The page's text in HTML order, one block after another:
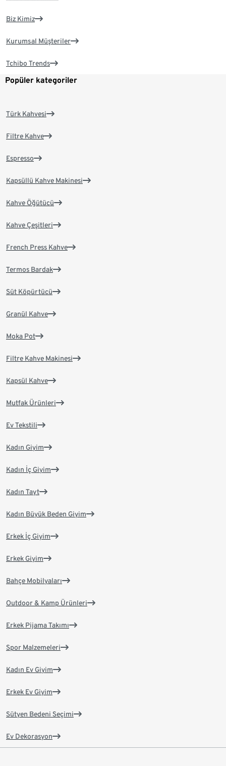
Biz Kimiz
Kurumsal Müşteriler
Tchibo Trends
Popüler kategoriler
Türk Kahvesi
Filtre Kahve
Espresso
Kapsüllü Kahve Makinesi
Kahve Öğütücü
Kahve Çeşitleri
French Press Kahve
Termos Bardak
Süt Köpürtücü
Granül Kahve
Moka Pot
Filtre Kahve Makinesi
Kapsül Kahve
Mutfak Ürünleri
Ev Tekstili
Kadın Giyim
Kadın İç Giyim
Kadın Tayt
Kadın Büyük Beden Giyim
Erkek İç Giyim
Erkek Giyim
Bahçe Mobilyaları
Outdoor & Kamp Ürünleri
Erkek Pijama Takımı
Spor Malzemeleri
Kadın Ev Giyim
Erkek Ev Giyim
Sütyen Bedeni Seçimi
Ev Dekorasyon